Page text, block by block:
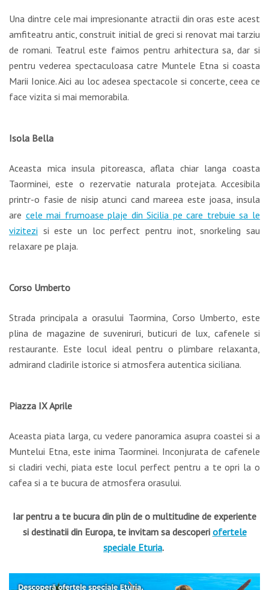
Una dintre cele mai impresionante atractii din oras este acest
amfiteatru antic, construit initial de greci si renovat mai tarziu
de romani. Teatrul este faimos pentru arhitectura sa, dar si
pentru vederea spectaculoasa catre Muntele Etna si coasta
Marii Ionice. Aici au loc adesea spectacole si concerte, ceea ce
face vizita si mai memorabila.
Isola Bella
Aceasta mica insula pitoreasca, aflata chiar langa coasta
Taorminei, este o rezervatie naturala protejata. Accesibila
printr-o fasie de nisip atunci cand mareea este joasa, insula
are cele mai frumoase plaje din Sicilia pe care trebuie sa le
vizitezi si este un loc perfect pentru inot, snorkeling sau
relaxare pe plaja.
Corso Umberto
Strada principala a orasului Taormina, Corso Umberto, este
plina de magazine de suveniruri, buticuri de lux, cafenele si
restaurante. Este locul ideal pentru o plimbare relaxanta,
admirand cladirile istorice si atmosfera autentica siciliana.
Piazza IX Aprile
Aceasta piata larga, cu vedere panoramica asupra coastei si a
Muntelui Etna, este inima Taorminei. Inconjurata de cafenele
si cladiri vechi, piata este locul perfect pentru a te opri la o
cafea si a te bucura de atmosfera orasului.
Iar pentru a te bucura din plin de o multitudine de experiente
si destinatii din Europa, te invitam sa descoperi ofertele
speciale Eturia.